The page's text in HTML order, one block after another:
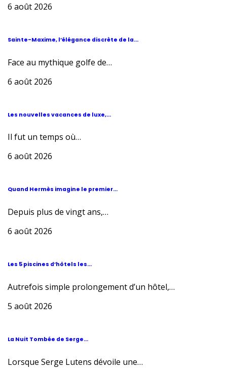
6 août 2026
Sainte-Maxime, l’élégance discrète de la...
Face au mythique golfe de…
6 août 2026
Les nouvelles vacances de luxe,...
Il fut un temps où…
6 août 2026
Quand Hermès imagine le premier...
Depuis plus de vingt ans,…
6 août 2026
Les 5 piscines d’hôtels les...
Autrefois simple prolongement d’un hôtel,…
5 août 2026
La Nuit Tombée de Serge...
Lorsque Serge Lutens dévoile une…